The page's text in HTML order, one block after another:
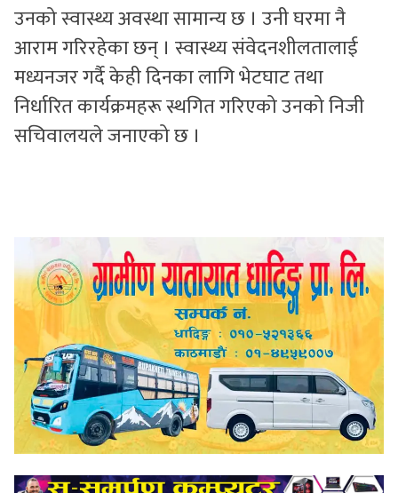
उनको स्वास्थ्य अवस्था सामान्य छ । उनी घरमा नै
आराम गरिरहेका छन् । स्वास्थ्य संवेदनशीलतालाई
मध्यनजर गर्दै केही दिनका लागि भेटघाट तथा
निर्धारित कार्यक्रमहरू स्थगित गरिएको उनको निजी
सचिवालयले जनाएको छ ।